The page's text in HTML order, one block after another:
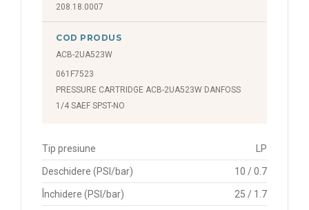
208.18.0007
COD PRODUS
ACB-2UA523W
061F7523
PRESSURE CARTRIDGE ACB-2UA523W DANFOSS
1/4 SAEF SPST-NO
Tip presiune LP
Deschidere (PSI/bar) 10 / 0.7
Închidere (PSI/bar) 25 / 1.7